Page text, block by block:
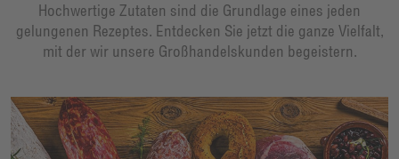
Hochwertige Zutaten sind die Grundlage eines jeden
gelungenen Rezeptes. Entdecken Sie jetzt die ganze Vielfalt,
mit der wir unsere Großhandelskunden begeistern.